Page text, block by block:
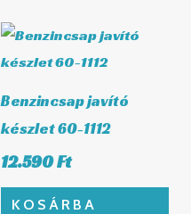
Benzincsap javító
készlet 60-1112
12.590Ft
KOSÁRBA